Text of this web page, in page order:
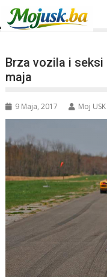
Brza vozila i
maja
9 Maja, 2017 Moj USK